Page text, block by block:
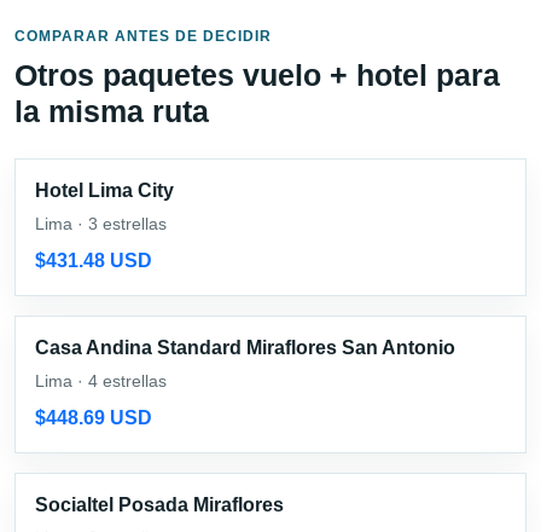
COMPARAR ANTES DE DECIDIR
Otros paquetes vuelo + hotel para
la misma ruta
Hotel Lima City
Lima · 3 estrellas
$431.48 USD
Casa Andina Standard Miraflores San Antonio
Lima · 4 estrellas
$448.69 USD
Socialtel Posada Miraflores